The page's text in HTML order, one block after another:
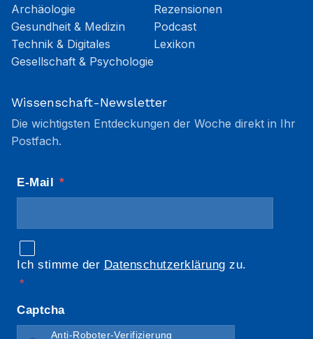
Archäologie
Gesundheit & Medizin
Technik & Digitales
Gesellschaft & Psychologie
Rezensionen
Podcast
Lexikon
Wissenschaft-Newsletter
Die wichtigsten Entdeckungen der Woche direkt in Ihr
Postfach.